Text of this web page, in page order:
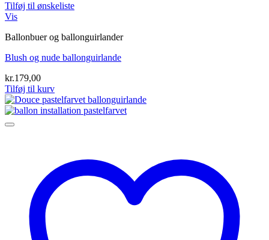
Tilføj til ønskeliste
Vis
Ballonbuer og ballonguirlander
Blush og nude ballonguirlande
kr.179,00
Tilføj til kurv